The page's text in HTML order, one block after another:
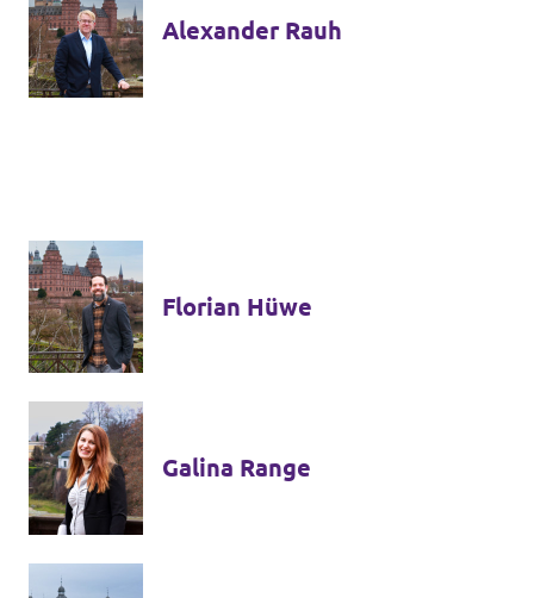
Kontakt Alexander Rauh
Florian Hüwe
Galina Range